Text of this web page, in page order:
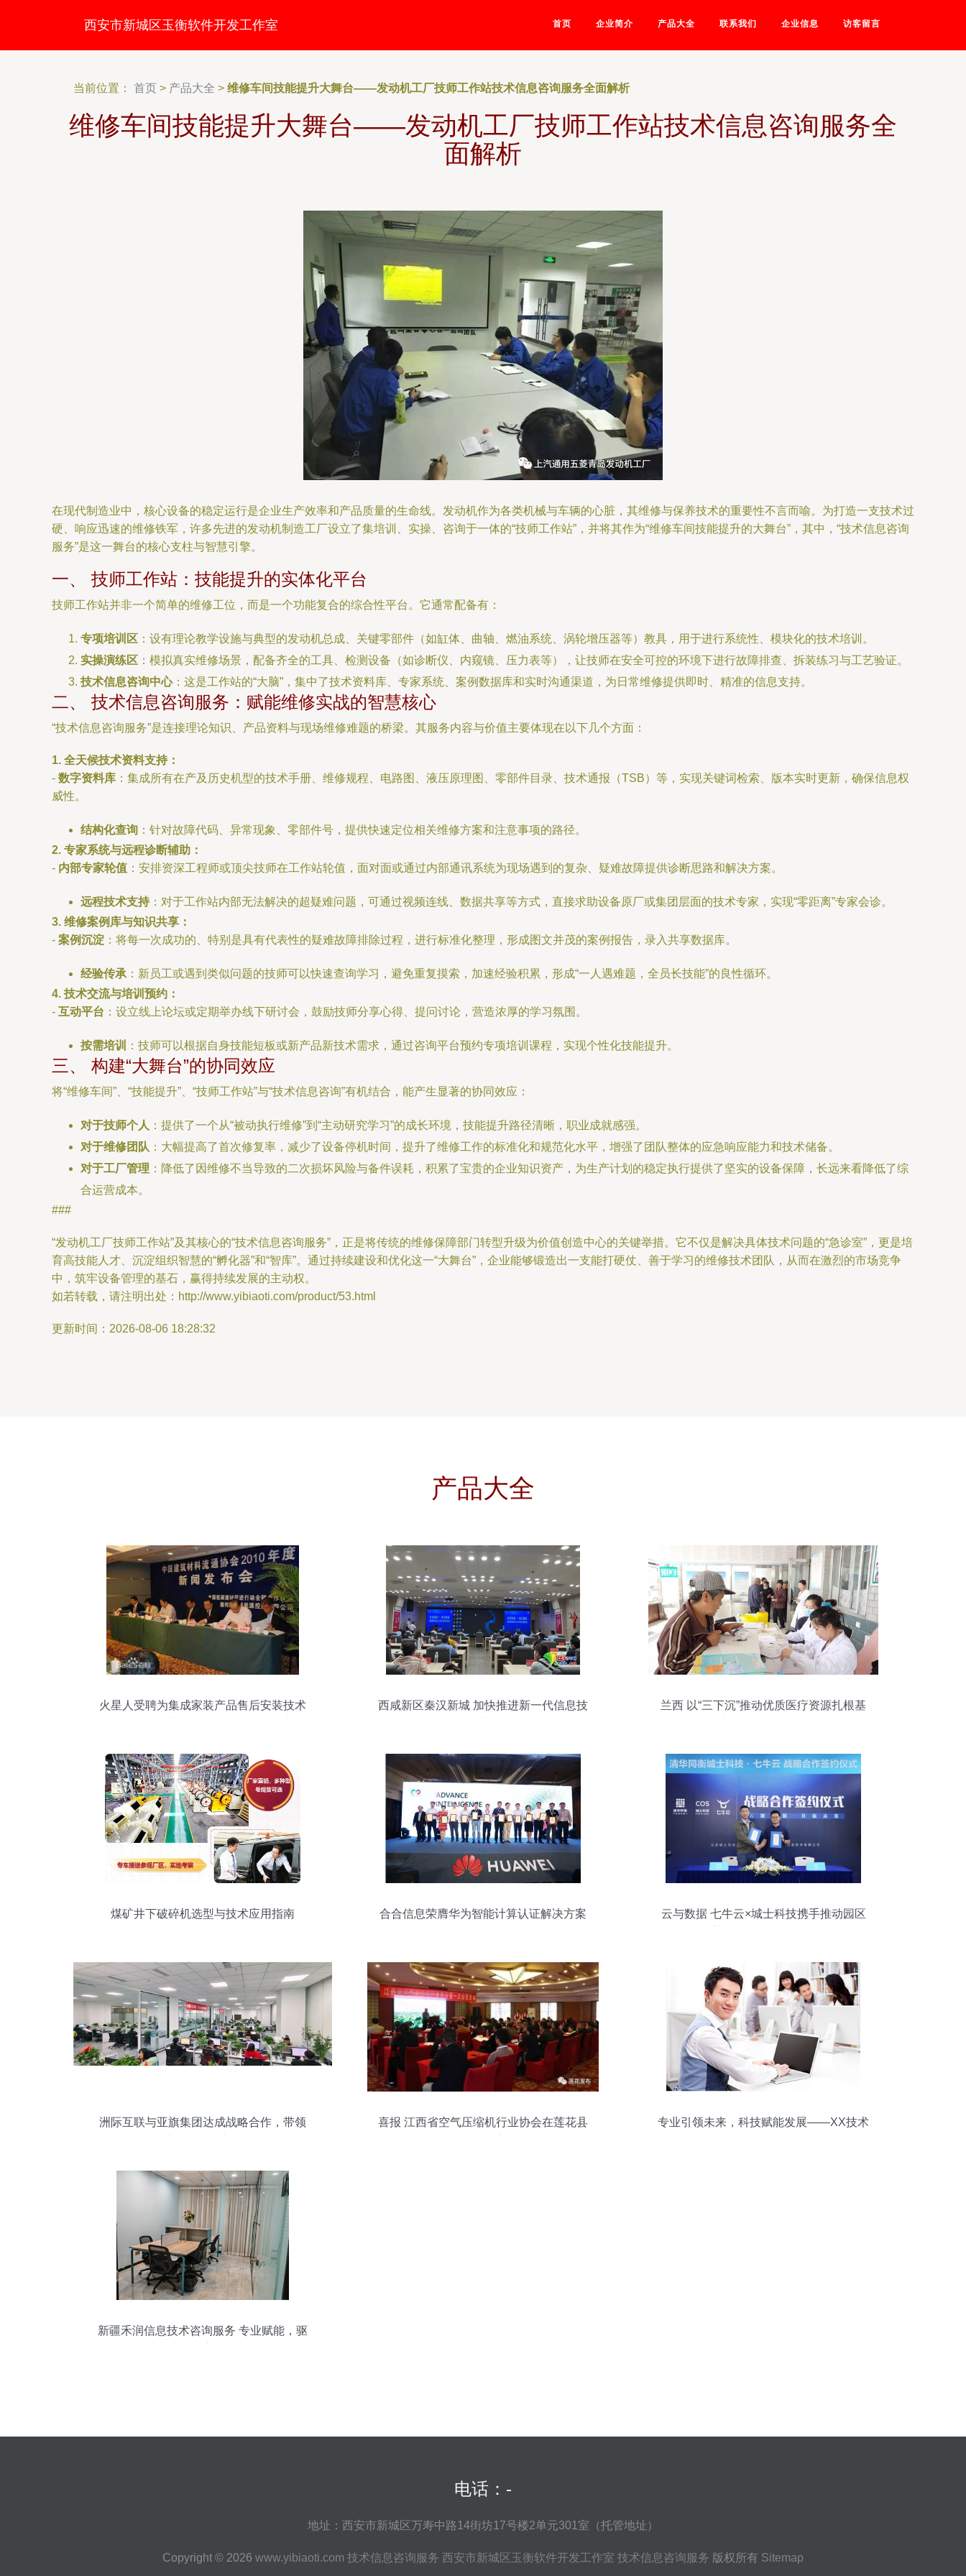
西安市新城区玉衡软件开发工作室 首页 企业简介 产品大全 联系我们 企业信息 访客留言
当前位置： 首页 > 产品大全 > 维修车间技能提升大舞台——发动机工厂技师工作站技术信息咨询服务全面解析
维修车间技能提升大舞台——发动机工厂技师工作站技术信息咨询服务全
面解析
在现代制造业中，核心设备的稳定运行是企业生产效率和产品质量的生命线。发动机作为各类机械与车辆的心脏，其维修与保养技术的重要性不言而喻。为打造一支技术过
硬、响应迅速的维修铁军，许多先进的发动机制造工厂设立了集培训、实操、咨询于一体的“技师工作站”，并将其作为“维修车间技能提升的大舞台”，其中，“技术信息咨询
服务”是这一舞台的核心支柱与智慧引擎。
一、 技师工作站：技能提升的实体化平台
技师工作站并非一个简单的维修工位，而是一个功能复合的综合性平台。它通常配备有：
专项培训区 ：设有理论教学设施与典型的发动机总成、关键零部件（如缸体、曲轴、燃油系统、涡轮增压器等）教具，用于进行系统性、模块化的技术培训。
实操演练区 ：模拟真实维修场景，配备齐全的工具、检测设备（如诊断仪、内窥镜、压力表等），让技师在安全可控的环境下进行故障排查、拆装练习与工艺验证。
技术信息咨询中心：这是工作站的“大脑”，集中了技术资料库、专家系统、案例数据库和实时沟通渠道，为日常维修提供即时、精准的信息支持。
二、 技术信息咨询服务：赋能维修实战的智慧核心
“技术信息咨询服务”是连接理论知识、产品资料与现场维修难题的桥梁。其服务内容与价值主要体现在以下几个方面：
1. 全天候技术资料支持：
- 数字资料库 ：集成所有在产及历史机型的技术手册、维修规程、电路图、液压原理图、零部件目录、技术通报（TSB）等，实现关键词检索、版本实时更新，确保信息权
威性。
结构化查询 ：针对故障代码、异常现象、零部件号，提供快速定位相关维修方案和注意事项的路径。
2. 专家系统与远程诊断辅助：
- 内部专家轮值 ：安排资深工程师或顶尖技师在工作站轮值，面对面或通过内部通讯系统为现场遇到的复杂、疑难故障提供诊断思路和解决方案。
远程技术支持：对于工作站内部无法解决的超疑难问题，可通过视频连线、数据共享等方式，直接求助设备原厂或集团层面的技术专家，实现“零距离”专家会诊。
3. 维修案例库与知识共享：
- 案例沉淀 ：将每一次成功的、特别是具有代表性的疑难故障排除过程，进行标准化整理，形成图文并茂的案例报告，录入共享数据库。
经验传承 ：新员工或遇到类似问题的技师可以快速查询学习，避免重复摸索，加速经验积累，形成“一人遇难题，全员长技能”的良性循环。
4. 技术交流与培训预约：
- 互动平台 ：设立线上论坛或定期举办线下研讨会，鼓励技师分享心得、提问讨论，营造浓厚的学习氛围。
按需培训 ：技师可以根据自身技能短板或新产品新技术需求，通过咨询平台预约专项培训课程，实现个性化技能提升。
三、 构建“大舞台”的协同效应
将“维修车间”、“技能提升”、“技师工作站”与“技术信息咨询”有机结合，能产生显著的协同效应：
对于技师个人 ：提供了一个从“被动执行维修”到“主动研究学习”的成长环境，技能提升路径清晰，职业成就感强。
对于维修团队 ：大幅提高了首次修复率，减少了设备停机时间，提升了维修工作的标准化和规范化水平，增强了团队整体的应急响应能力和技术储备。
对于工厂管理 ：降低了因维修不当导致的二次损坏风险与备件误耗，积累了宝贵的企业知识资产，为生产计划的稳定执行提供了坚实的设备保障，长远来看降低了综
合运营成本。
###
“发动机工厂技师工作站”及其核心的“技术信息咨询服务”，正是将传统的维修保障部门转型升级为价值创造中心的关键举措。它不仅是解决具体技术问题的“急诊室”，更是培
育高技能人才、沉淀组织智慧的“孵化器”和“智库”。通过持续建设和优化这一“大舞台”，企业能够锻造出一支能打硬仗、善于学习的维修技术团队，从而在激烈的市场竞争
中，筑牢设备管理的基石，赢得持续发展的主动权。
如若转载，请注明出处：http://www.yibiaoti.com/product/53.html
更新时间：2026-08-06 18:28:32
产品大全
火星人受聘为集成家装产品售后安装技术
西咸新区秦汉新城 加快推进新一代信息技
兰西 以“三下沉”推动优质医疗资源扎根基
煤矿井下破碎机选型与技术应用指南
合合信息荣膺华为智能计算认证解决方案
云与数据 七牛云×城士科技携手推动园区
洲际互联与亚旗集团达成战略合作，带领
喜报 江西省空气压缩机行业协会在莲花县
专业引领未来，科技赋能发展——XX技术
新疆禾润信息技术咨询服务 专业赋能，驱
电话：-
地址：西安市新城区万寿中路14街坊17号楼2单元301室（托管地址）
Copyright © 2026 www.yibiaoti.com 技术信息咨询服务 西安市新城区玉衡软件开发工作室 技术信息咨询服务 版权所有 Sitemap